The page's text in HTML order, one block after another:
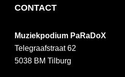
FOOTER
CONTACT
Muziekpodium PaRaDoX
Telegraafstraat 62
5038 BM Tilburg